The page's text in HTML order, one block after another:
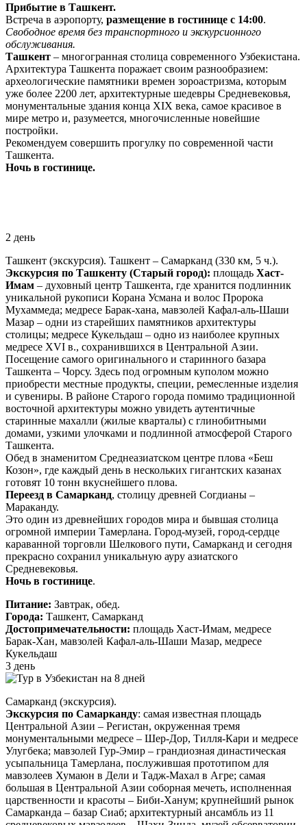
Прибытие в Ташкент.
Встреча в аэропорту, размещение в гостинице с 14:00.
Свободное время без транспортного и экскурсионного
обслуживания.
Ташкент – многогранная столица современного Узбекистана.
Архитектура Ташкента поражает своим разнообразием:
археологические памятники времен зороастризма, которым
уже более 2200 лет, архитектурные шедевры Средневековья,
монументальные здания конца XIX века, самое красивое в
мире метро и, разумеется, многочисленные новейшие
постройки.
Рекомендуем совершить прогулку по современной части
Ташкента.
Ночь в гостинице.
2 день
Ташкент (экскурсия). Ташкент – Самарканд (330 км, 5 ч.).
Экскурсия по Ташкенту (Старый город): площадь Хаст-
Имам – духовный центр Ташкента, где хранится подлинник
уникальной рукописи Корана Усмана и волос Пророка
Мухаммеда; медресе Барак-хана, мавзолей Кафал-аль-Шаши
Мазар – одни из старейших памятников архитектуры
столицы; медресе Кукельдаш – одно из наиболее крупных
медресе XVI в., сохранившихся в Центральной Азии.
Посещение самого оригинального и старинного базара
Ташкента – Чорсу. Здесь под огромным куполом можно
приобрести местные продукты, специи, ремесленные изделия
и сувениры. В районе Старого города помимо традиционной
восточной архитектуры можно увидеть аутентичные
старинные махалли (жилые кварталы) с глинобитными
домами, узкими улочками и подлинной атмосферой Старого
Ташкента.
Обед в знаменитом Среднеазиатском центре плова «Беш
Козон», где каждый день в нескольких гигантских казанах
готовят 10 тонн вкуснейшего плова.
Переезд в Самарканд, столицу древней Согдианы –
Мараканду.
Это один из древнейших городов мира и бывшая столица
огромной империи Тамерлана. Город-музей, город-сердце
караванной торговли Шелкового пути, Самарканд и сегодня
прекрасно сохранил уникальную ауру азиатского
Средневековья.
Ночь в гостинице.
Питание: Завтрак, обед.
Города: Ташкент, Самарканд
Достопримечательности: площадь Хаст-Имам, медресе
Барак-Хан, мавзолей Кафал-аль-Шаши Мазар, медресе
Кукельдаш
3 день
Самарканд (экскурсия).
Экскурсия по Самарканду: самая известная площадь
Центральной Азии – Регистан, окруженная тремя
монументальными медресе – Шер-Дор, Тилля-Кари и медресе
Улугбека; мавзолей Гур-Эмир – грандиозная династическая
усыпальница Тамерлана, послужившая прототипом для
мавзолеев Хумаюн в Дели и Тадж-Махал в Агре; самая
большая в Центральной Азии соборная мечеть, исполненная
царственности и красоты – Биби-Ханум; крупнейший рынок
Самарканда – базар Сиаб; архитектурный ансамбль из 11